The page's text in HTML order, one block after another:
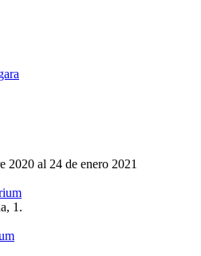
2020 al 24 de enero 2021
1.